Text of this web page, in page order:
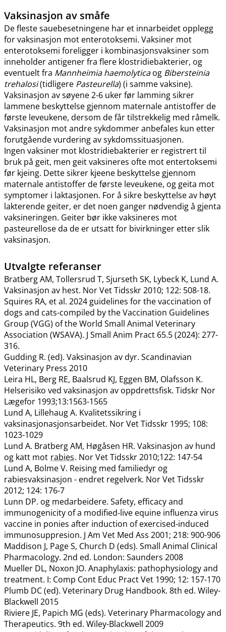
Vaksinasjon av småfe
De fleste sauebesetningene har et innarbeidet opplegg
for vaksinasjon mot enterotoksemi. Vaksiner mot
enterotoksemi foreligger i kombinasjonsvaksiner som
inneholder antigener fra flere klostridiebakterier, og
eventuelt fra Mannheimia haemolyticaog Bibersteinia
trehalosi(tidligere Pasteurella) (i samme vaksine).
Vaksinasjon av søyene 2-6 uker før lamming sikrer
lammene beskyttelse gjennom maternale antistoffer de
første leveukene, dersom de får tilstrekkelig med råmelk.
Vaksinasjon mot andre sykdommer anbefales kun etter
forutgående vurdering av sykdomssituasjonen.
Ingen vaksiner mot klostridiebakterier er registrert til
bruk på geit, men geit vaksineres ofte mot entertoksemi
før kjeing. Dette sikrer kjeene beskyttelse gjennom
maternale antistoffer de første leveukene, og geita mot
symptomer i laktasjonen. For å sikre beskyttelse av høyt
lakterende geiter, er det noen ganger nødvendig å gjenta
vaksineringen. Geiter bør ikke vaksineres mot
pasteurellose da de er utsatt for bivirkninger etter slik
vaksinasjon.
Utvalgte referanser
Bratberg AM, Tollersrud T, Sjurseth SK, Lybeck K, Lund A.
Vaksinasjon av hest. Nor Vet Tidsskr 2010; 122: 508-18.
Squires RA, et al. 2024 guidelines for the vaccination of
dogs and cats-compiled by the Vaccination Guidelines
Group (VGG) of the World Small Animal Veterinary
Association (WSAVA). J Small Anim Pract 65.5 (2024): 277-
316.
Gudding R. (ed). Vaksinasjon av dyr. Scandinavian
Veterinary Press 2010
Leira HL, Berg RE, Baalsrud KJ, Eggen BM, Olafsson K.
Helserisiko ved vaksinasjon av oppdrettsfisk. Tidskr Nor
Lægefor 1993;13:1563-1565
Lund A, Lillehaug A. Kvalitetssikring i
vaksinasjonasjonsarbeidet. Nor Vet Tidsskr 1995; 108:
1023-1029
Lund A. Bratberg AM, Høgåsen HR. Vaksinasjon av hund
og katt mot rabies. Nor Vet Tidsskr 2010;122: 147-54
Lund A, Bolme V. Reising med familiedyr og
rabiesvaksinasjon - endret regelverk. Nor Vet Tidsskr
2012; 124: 176-7
Lunn DP. og medarbeidere. Safety, efficacy and
immunogenicity of a modified-live equine influenza virus
vaccine in ponies after induction of exercised-induced
immunosuppresion. J Am Vet Med Ass 2001; 218: 900-906
Maddison J, Page S, Church D (eds). Small Animal Clinical
Pharmacology. 2nd ed. London: Saunders 2008
Mueller DL, Noxon JO. Anaphylaxis: pathophysiology and
treatment. I: Comp Cont Educ Pract Vet 1990; 12: 157-170
Plumb DC (ed). Veterinary Drug Handbook. 8th ed. Wiley-
Blackwell 2015
Riviere JE, Papich MG (eds). Veterinary Pharmacology and
Therapeutics. 9th ed. Wiley-Blackwell 2009